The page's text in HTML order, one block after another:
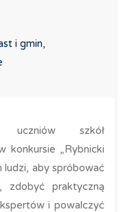
i gmin,
uczniów szkół
konkursie „Rybnicki
ludzi, aby spróbować
zdobyć praktyczną
i powalczyć